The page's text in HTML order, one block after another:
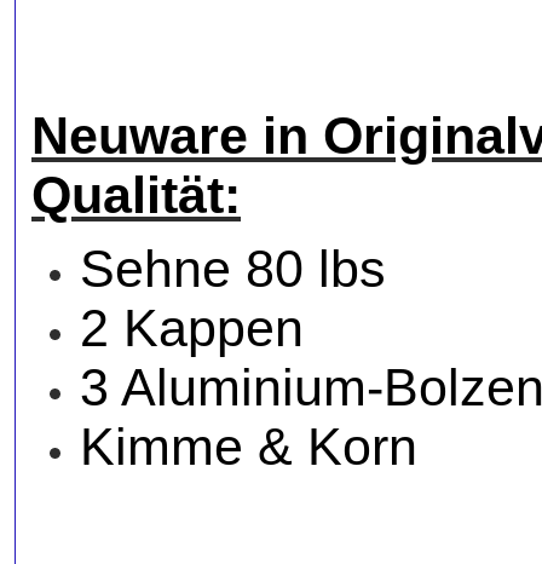
Neuware in
Qualität:
Sehne 80 lbs
2 Kappen
3 Aluminium-
Kimme & Korn